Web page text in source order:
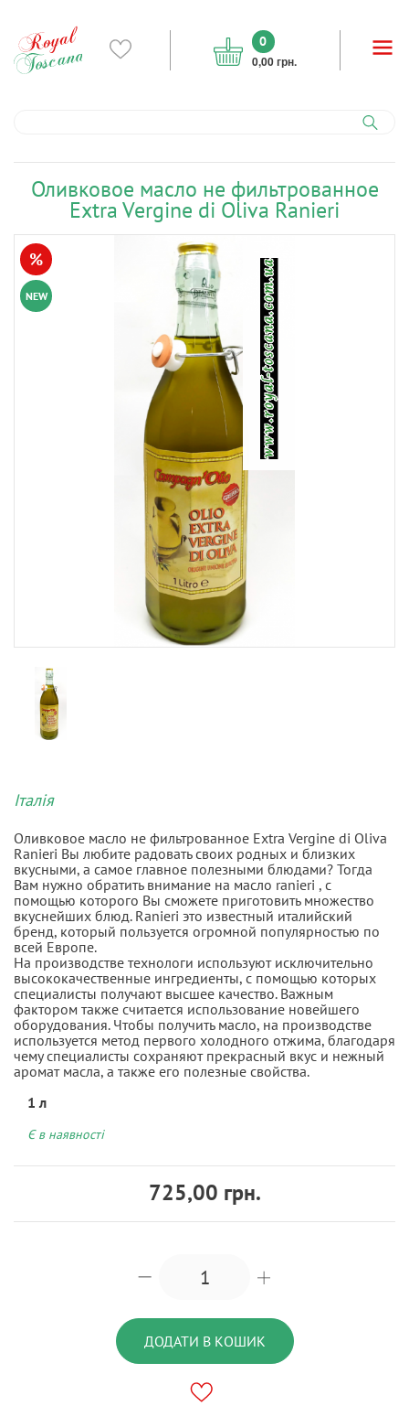
0
0,00 грн.
Оливковое масло не фильтрованное
Extra Vergine di Oliva Ranieri
NEW
%
Італія
Оливковое масло не фильтрованное Extra Vergine di Oliva
Ranieri Вы любите радовать своих родных и близких
вкусными, а самое главное полезными блюдами? Тогда
Вам нужно обратить внимание на масло ranieri , с
помощью которого Вы сможете приготовить множество
вкуснейших блюд. Ranieri это известный италийский
бренд, который пользуется огромной популярностью по
всей Европе.
На производстве технологи используют исключительно
высококачественные ингредиенты, с помощью которых
специалисты получают высшее качество. Важным
фактором также считается использование новейшего
оборудования. Чтобы получить масло, на производстве
используется метод первого холодного отжима, благодаря
чему специалисты сохраняют прекрасный вкус и нежный
аромат масла, а также его полезные свойства.
1 л
Є в наявності
725,00 грн.
ДОДАТИ В КОШИК